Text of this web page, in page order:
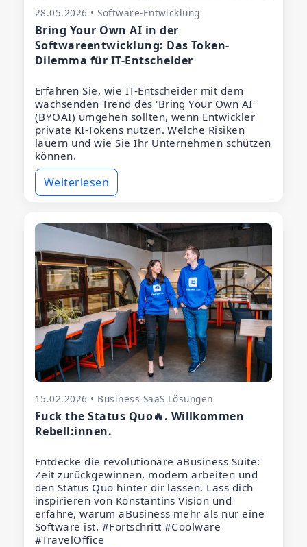
28.05.2026 • Software-Entwicklung
Bring Your Own AI in der
Softwareentwicklung: Das Token-
Dilemma für IT-Entscheider
Erfahren Sie, wie IT-Entscheider mit dem
wachsenden Trend des 'Bring Your Own AI'
(BYOAI) umgehen sollten, wenn Entwickler
private KI-Tokens nutzen. Welche Risiken
lauern und wie Sie Ihr Unternehmen schützen
können.
Weiterlesen
15.02.2026 • Business SaaS Lösungen
Fuck the Status Quo🔥. Willkommen
Rebell:innen.
Entdecke die revolutionäre aBusiness Suite:
Zeit zurückgewinnen, modern arbeiten und
den Status Quo hinter dir lassen. Lass dich
inspirieren von Konstantins Vision und
erfahre, warum aBusiness mehr als nur eine
Software ist. #Fortschritt #Coolware
#TravelOffice